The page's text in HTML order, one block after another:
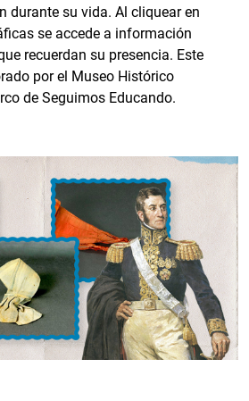
durante su vida. Al cliquear en
se accede a información
recuerdan su presencia. Este
por el Museo Histórico
de Seguimos Educando.